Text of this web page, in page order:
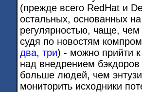
(прежде всего RedHat и
остальных, основанных
регулярностью, чаще,
судя по новостям
два, три) - можно прийти
над внедрением бэкдоров
больше людей, чем
мониторить исходники